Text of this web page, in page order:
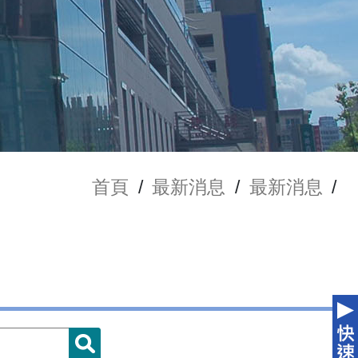
首頁 / 最新消息 / 最新消息 /